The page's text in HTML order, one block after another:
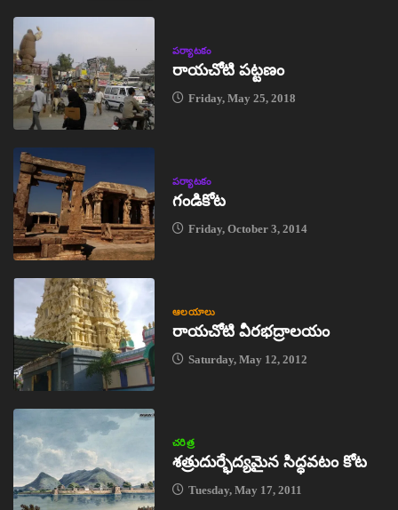
పర్యాటకం
రాయచోటి పట్టణం
Friday, May 25, 2018
పర్యాటకం
గండికోట
Friday, October 3, 2014
ఆలయాలు
రాయచోటి వీరభద్రాలయం
Saturday, May 12, 2012
చరిత్ర
శత్రుదుర్భేద్యమైన సిద్ధవటం కోట
Tuesday, May 17, 2011